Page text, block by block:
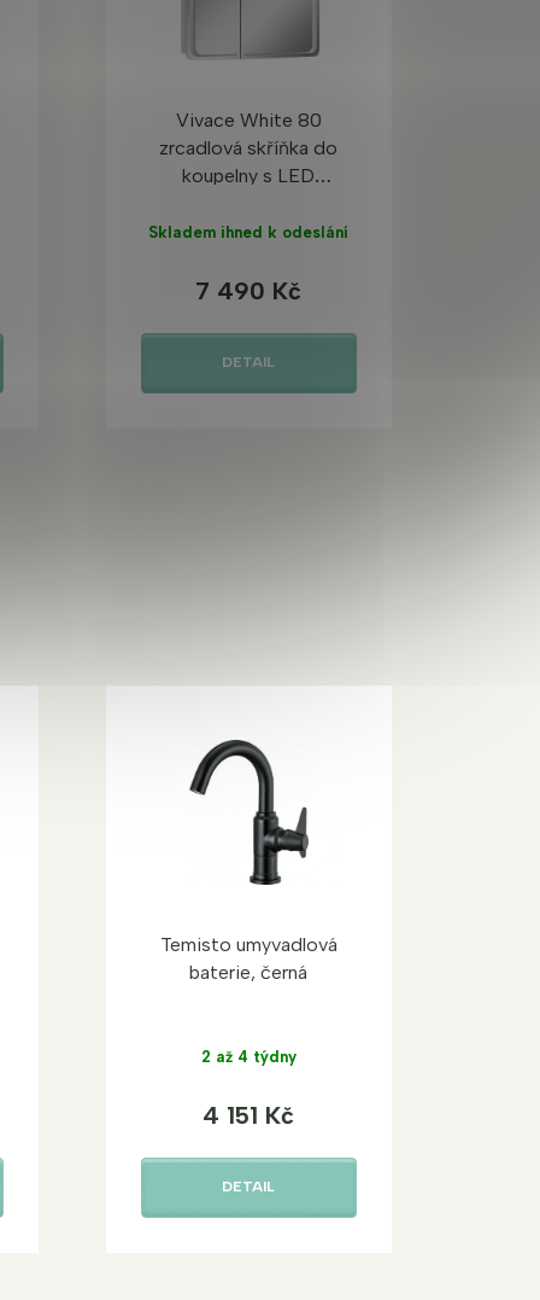
Vivace White 80
zrcadlová skříňka do
koupelny s LED
Skladem ihned k odeslání
7 490 Kč
DETAIL
Temisto umyvadlová
baterie, černá
2 až 4 týdny
4 151 Kč
DETAIL